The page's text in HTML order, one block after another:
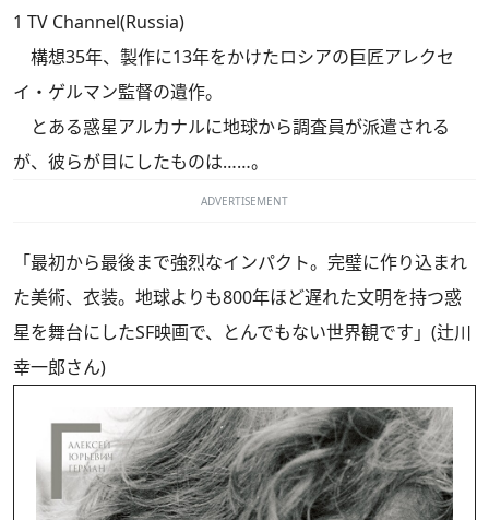
1 TV Channel(Russia)
構想35年、製作に13年をかけたロシアの巨匠アレクセ
イ・ゲルマン監督の遺作。
とある惑星アルカナルに地球から調査員が派遣される
が、彼らが目にしたものは……。
ADVERTISEMENT
「最初から最後まで強烈なインパクト。完璧に作り込まれ
た美術、衣装。地球よりも800年ほど遅れた文明を持つ惑
星を舞台にしたSF映画で、とんでもない世界観です」(辻川
幸一郎さん)